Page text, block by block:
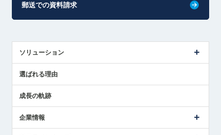
郵送での資料請求
ソリューション
解決策提案
選ばれる理由
成長の軌跡
企業情報